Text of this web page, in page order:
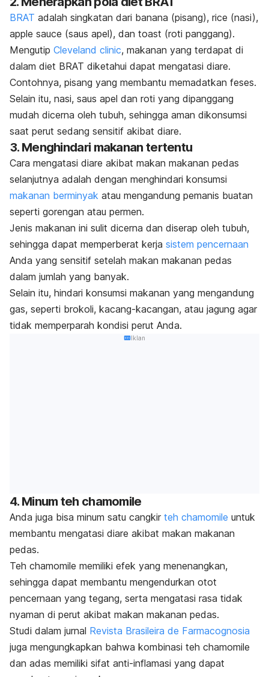
BRAT adalah singkatan dari banana (pisang), rice (nasi),
apple sauce (saus apel), dan toast (roti panggang).
Mengutip Cleveland clinic, makanan yang terdapat di
dalam diet BRAT diketahui dapat mengatasi diare.
Contohnya, pisang yang membantu memadatkan feses.
Selain itu, nasi, saus apel dan roti yang dipanggang
mudah dicerna oleh tubuh, sehingga aman dikonsumsi
saat perut sedang sensitif akibat diare.
3. Menghindari makanan tertentu
Cara mengatasi diare akibat makan makanan pedas
selanjutnya adalah dengan menghindari konsumsi
makanan berminyak atau mengandung pemanis buatan
seperti gorengan atau permen.
Jenis makanan ini sulit dicerna dan diserap oleh tubuh,
sehingga dapat memperberat kerja sistem pencernaan
Anda yang sensitif setelah makan makanan pedas
dalam jumlah yang banyak.
Selain itu, hindari konsumsi makanan yang mengandung
gas, seperti brokoli, kacang-kacangan, atau jagung agar
tidak memperparah kondisi perut Anda.
Iklan
4. Minum teh chamomile
Anda juga bisa minum satu cangkir teh chamomile untuk
membantu mengatasi diare akibat makan makanan
pedas.
Teh chamomile memiliki efek yang menenangkan,
sehingga dapat membantu mengendurkan otot
pencernaan yang tegang, serta mengatasi rasa tidak
nyaman di perut akibat makan makanan pedas.
Studi dalam jurnal Revista Brasileira de Farmacognosia
juga mengungkapkan bahwa kombinasi teh chamomile
dan adas memiliki sifat anti-inflamasi yang dapat